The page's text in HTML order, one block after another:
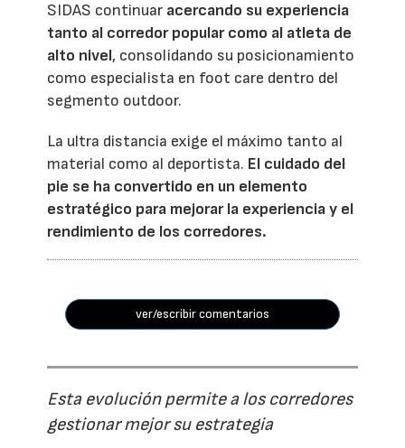
SIDAS continuar acercando su experiencia
tanto al corredor popular como al atleta de
alto nivel, consolidando su posicionamiento
como especialista en foot care dentro del
segmento outdoor.
La ultra distancia exige el máximo tanto al
material como al deportista. El cuidado del
pie se ha convertido en un elemento
estratégico para mejorar la experiencia y el
rendimiento de los corredores.
ver/escribir comentarios
Esta evolución permite a los corredores
gestionar mejor su estrategia